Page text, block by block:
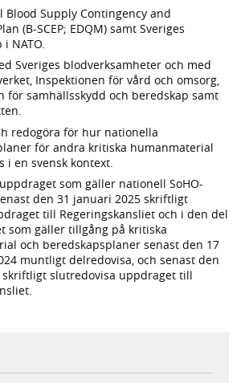
Blood Supply Contingency and
(B-SCEP; EDQM) samt Sveriges
NATO.
Sveriges blodverksamheter och med
Inspektionen för vård och omsorg,
för samhällsskydd och beredskap samt
redogöra för hur nationella
för andra kritiska humanmaterial
i en svensk kontext.
som gäller nationell SoHO-
den 31 januari 2025 skriftligt
till Regeringskansliet och i den del
som gäller tillgång på kritiska
och beredskapsplaner senast den 17
muntligt delredovisa, och senast den
skriftligt slutredovisa uppdraget till